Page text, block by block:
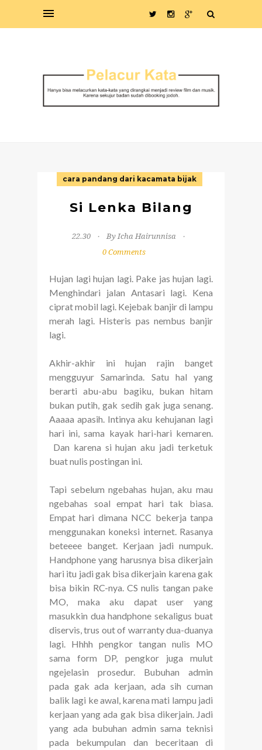
cara pandang dari kacamata bijak
Si Lenka Bilang
22.30
By Icha Hairunnisa
0 Comments
Hujan lagi hujan lagi. Pake jas hujan lagi.
Menghindari jalan Antasari lagi. Kena
ciprat mobil lagi. Kejebak banjir di lampu
merah lagi. Histeris pas nembus banjir
lagi.
Akhir-akhir ini hujan rajin banget
mengguyur Samarinda. Satu hal yang
berarti abu-abu bagiku, bukan hitam
bukan putih, gak sedih gak juga senang.
Aaaaa apasih. Intinya aku kehujanan lagi
hari ini, sama kayak hari-hari kemaren.
Dan karena si hujan aku jadi terketuk
buat nulis postingan ini.
Tapi sebelum ngebahas hujan, aku mau
ngebahas soal empat hari tak biasa.
Empat hari dimana NCC bekerja tanpa
menggunakan koneksi internet. Rasanya
beteeee banget. Kerjaan jadi numpuk.
Handphone yang harusnya bisa dikerjain
hari itu jadi gak bisa dikerjain karena gak
bisa bikin RC-nya. CS nulis tangan pake
MO, maka aku dapat user yang
masukkin dua handphone sekaligus buat
diservis, trus out of warranty dua-duanya
lagi. Hhhh pengkor tangan nulis MO
sama form DP, pengkor juga mulut
ngejelasin prosedur. Bubuhan admin
pada gak ada kerjaan, ada sih cuman
balik lagi ke awal, karena mati lampu jadi
kerjaan yang ada gak bisa dikerjain. Jadi
yang ada bubuhan admin sama teknisi
pada bekumpulan dan beceritaan di